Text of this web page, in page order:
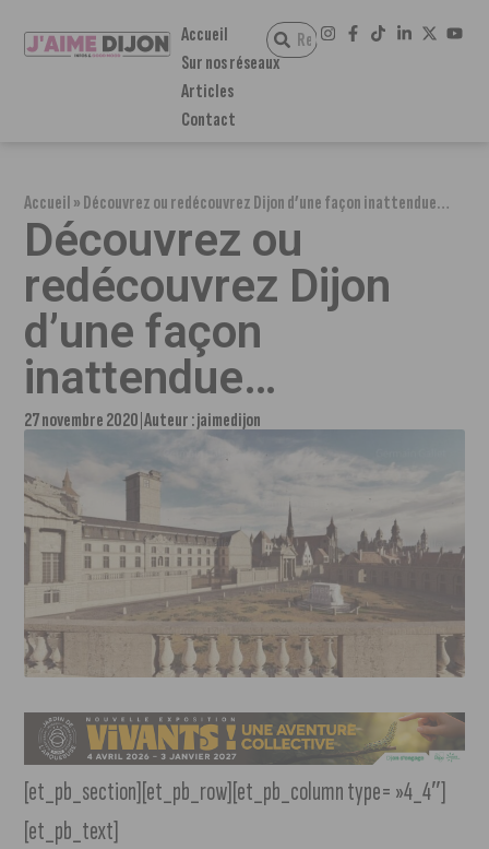
Accueil
Sur nos réseaux
Articles
Contact
Accueil»Découvrez ou redécouvrez Dijon d’une façon inattendue…
Découvrez ou
redécouvrez Dijon
d’une façon
inattendue…
27 novembre 2020 Auteur :jaimedijon
[et_pb_section][et_pb_row][et_pb_column type= »4_4″]
[et_pb_text]